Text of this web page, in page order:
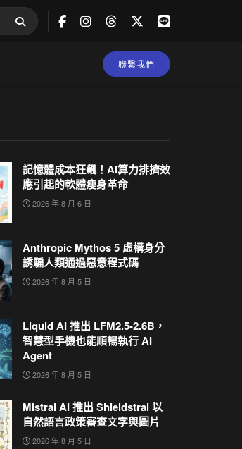
聯繫我們
記憶體成本狂飆！AI算力排擠效
應引起的軟體瘦身革命
2026 年 8 月 6 日
Anthropic Mythos 5 虛構身分
誘騙人類通過惡意程式碼
2026 年 8 月 5 日
Liquid AI 推出 LFM2.5-2.6B，
智慧型手機也能順暢執行 AI
Agent
2026 年 8 月 5 日
Mistral AI 推出 Shieldstral 以
自然語言政策審查文字與圖片
2026 年 8 月 5 日